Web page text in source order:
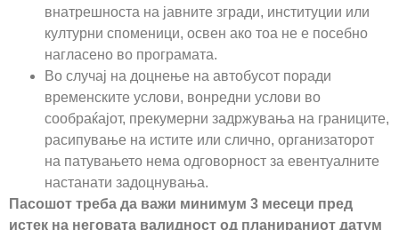
внатрешноста на јавните згради, институции или
културни споменици, освен ако тоа не е посебно
нагласено во програмата.
Во случај на доцнење на автобусот поради
временските услови, вонредни услови во
сообраќајот, прекумерни задржувања на границите,
расипување на истите или слично, организаторот
на патувањето нема одговорност за евентуалните
настанати задоцнувања.
Пасошот треба да важи минимум 3 месеци пред
истек на неговата валидност од планираниот датум